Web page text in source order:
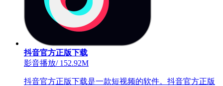
抖音官方正版下载
影音播放/152.92M
抖音官方正版下载是一款短视频的软件。抖音官方正版